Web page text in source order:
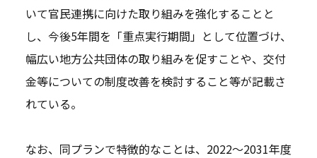
いて官民連携に向けた取り組みを強化することと
し、今後5年間を「重点実行期間」として位置づけ、
幅広い地方公共団体の取り組みを促すことや、交付
金等についての制度改善を検討すること等が記載さ
れている。
なお、同プランで特徴的なことは、2022～2031年度